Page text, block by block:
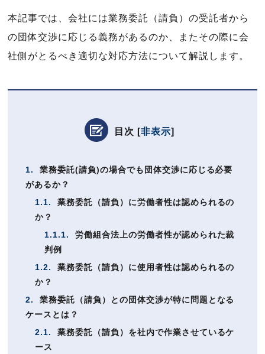
本記事では、会社には業務委託（請負）の受託者から
の団体交渉に応じる義務があるのか、またその際に会
社側がとるべき適切な対応方法について解説します。
目次 [非表示]
1.
業務委託(請負)の場合でも団体交渉に応じる必要
があるか？
1.1.
業務委託（請負）に労働者性は認められるの
か？
1.1.1.
労働組合法上の労働者性が認められた裁
判例
1.2.
業務委託（請負）に使用者性は認められるの
か？
2.
業務委託（請負）との団体交渉が特に問題となる
ケースとは？
2.1.
業務委託（請負）を社内で作業させているケ
ース